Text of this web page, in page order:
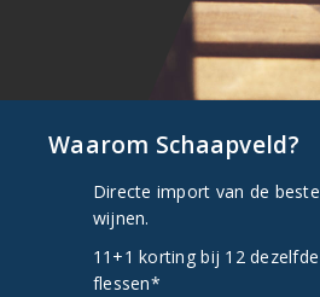
Waarom Schaapveld?
Directe import van de beste
wijnen.
11+1 korting bij 12 dezelfde
flessen*